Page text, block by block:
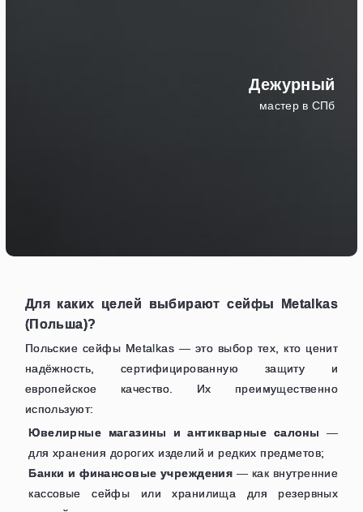
Дежурный
мастер в СПб
Для каких целей выбирают сейфы Metalkas
(Польша)?
Польские сейфы Metalkas — это выбор тех, кто ценит
надёжность, сертифицированную защиту и
европейское качество. Их преимущественно
используют:
Ювелирные магазины и антикварные салоны —
для хранения дорогих изделий и редких предметов;
Банки и финансовые учреждения — как внутренние
кассовые сейфы или хранилища для резервных